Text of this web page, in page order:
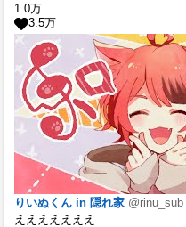
1.0万
3.5万
りいぬくん in 隠れ家 @rinu_sub
えええええええ